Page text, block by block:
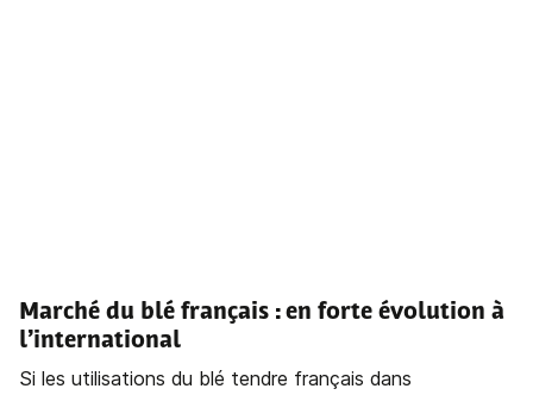
Marché du blé français : en forte évolution à
l’international
Si les utilisations du blé tendre français dans